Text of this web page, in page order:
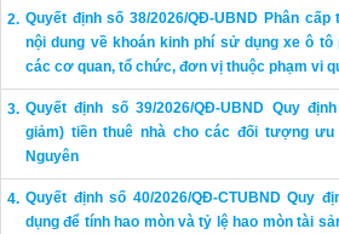
Quyết định số 38/2026/QĐ-UBND Phân
nội dung về khoán kinh phí sử dụng xe ô
các cơ quan, tổ chức, đơn vị thuộc phạm vi
Quyết định số 39/2026/QĐ-UBND Quy
giảm) tiền thuê nhà cho các đối tượng
Nguyên
Quyết định số 40/2026/QĐ-CTUBND Quy
dụng để tính hao mòn và tỷ lệ hao mòn tài